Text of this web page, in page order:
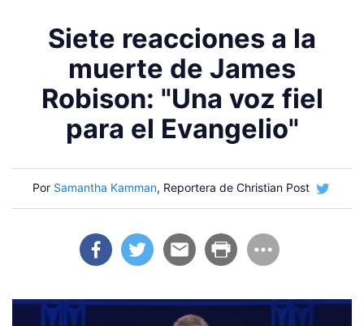
Siete reacciones a la
muerte de James
Robison: "Una voz fiel
para el Evangelio"
Por Samantha Kamman, Reportera de Christian Post